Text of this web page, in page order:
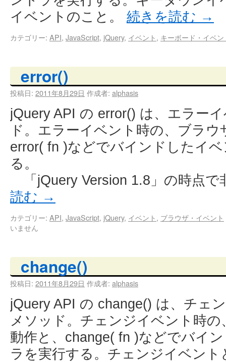
イベントのこと。 続きを読む →
カテゴリー: API, JavaScript, jQuery, イベント, キーボード・イベン
error()
投稿日: 2011年8月29日 作成者: alphasis
jQuery API の error() は、エラー
ド。エラーイベント時の、ブラ
error( fn )などでバインドしたイ
る。
「jQuery Version 1.8」の時点
読む →
カテゴリー: API, JavaScript, jQuery, イベント, ブラウザ・イベント
いません
change()
投稿日: 2011年8月29日 作成者: alphasis
jQuery API の change() は、チェ
メソッド。チェンジイベント時
動作と、change( fn )などでバイ
ラを実行する。チェンジイベント